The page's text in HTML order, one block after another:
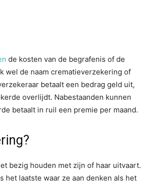
de kosten van de begrafenis of de
wel de naam crematieverzekering of
betaalt een bedrag geld uit,
overlijdt. Nabestaanden kunnen
betaalt in ruil een premie per maand.
bezig houden met zijn of haar uitvaart.
het laatste waar ze aan denken als het